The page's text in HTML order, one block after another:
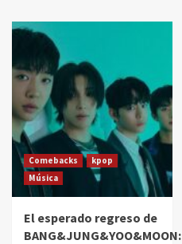
Comebacks
kpop
Música
El esperado regreso de
BANG&JUNG&YOO&MOON: